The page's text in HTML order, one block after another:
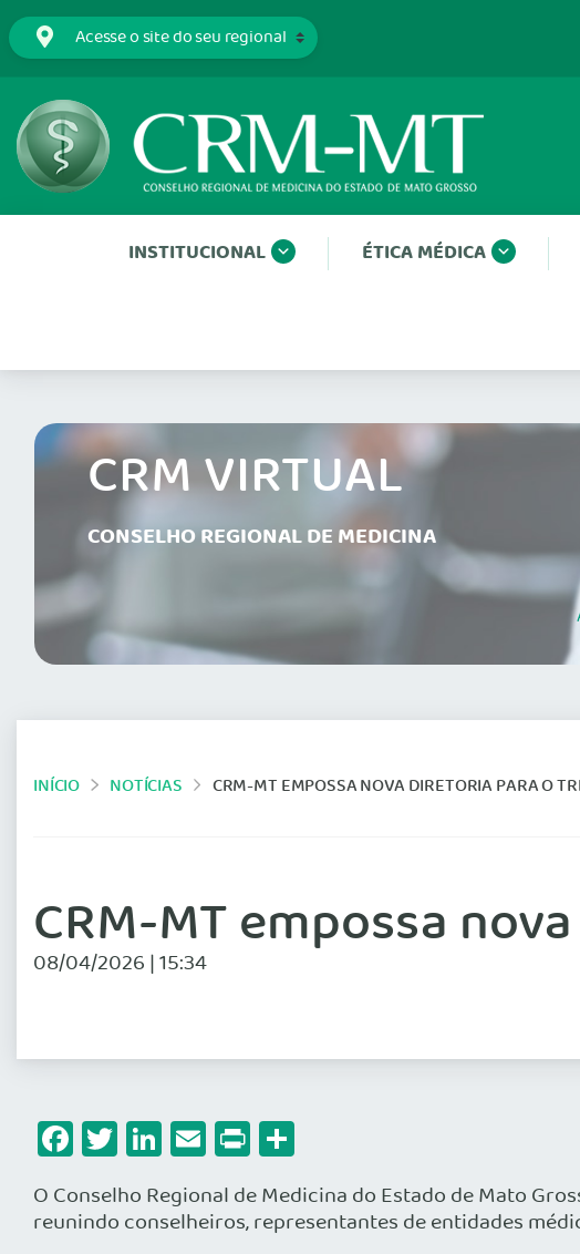
INSTITUCIONAL ÉTICA MÉDICA
CRM VIRTUAL
CONSELHO REGIONAL DE MEDICINA
INÍCIO NOTÍCIAS CRM-MT EMPOSSA NOVA DIRETORIA PARA O
CRM-MT empossa
08/04/2026 | 15:34
Facebook
Twitter
LinkedIn
Email
Print
O Conselho Regional de Medicina do Estado de Mato
reunindo conselheiros, representantes de entidades